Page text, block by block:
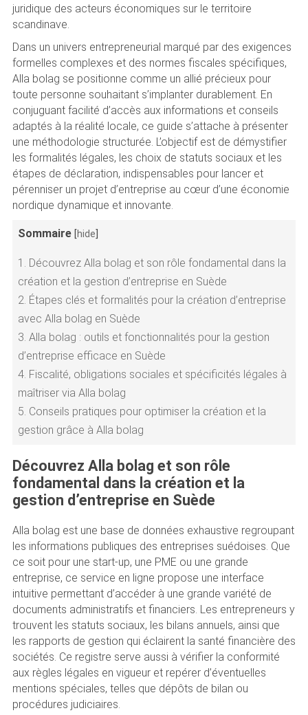
juridique des acteurs économiques sur le territoire
scandinave.
Dans un univers entrepreneurial marqué par des exigences
formelles complexes et des normes fiscales spécifiques,
Alla bolag se positionne comme un allié précieux pour
toute personne souhaitant s’implanter durablement. En
conjuguant facilité d’accès aux informations et conseils
adaptés à la réalité locale, ce guide s’attache à présenter
une méthodologie structurée. L’objectif est de démystifier
les formalités légales, les choix de statuts sociaux et les
étapes de déclaration, indispensables pour lancer et
pérenniser un projet d’entreprise au cœur d’une économie
nordique dynamique et innovante.
Sommaire hide
1. Découvrez Alla bolag et son rôle fondamental dans la
création et la gestion d’entreprise en Suède
2. Étapes clés et formalités pour la création d’entreprise
avec Alla bolag en Suède
3. Alla bolag : outils et fonctionnalités pour la gestion
d’entreprise efficace en Suède
4. Fiscalité, obligations sociales et spécificités légales à
maîtriser via Alla bolag
5. Conseils pratiques pour optimiser la création et la
gestion grâce à Alla bolag
Découvrez Alla bolag et son rôle
fondamental dans la création et la
gestion d’entreprise en Suède
Alla bolag est une base de données exhaustive regroupant
les informations publiques des entreprises suédoises. Que
ce soit pour une start-up, une PME ou une grande
entreprise, ce service en ligne propose une interface
intuitive permettant d’accéder à une grande variété de
documents administratifs et financiers. Les entrepreneurs y
trouvent les statuts sociaux, les bilans annuels, ainsi que
les rapports de gestion qui éclairent la santé financière des
sociétés. Ce registre serve aussi à vérifier la conformité
aux règles légales en vigueur et repérer d’éventuelles
mentions spéciales, telles que dépôts de bilan ou
procédures judiciaires.